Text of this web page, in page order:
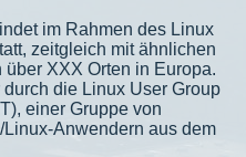
im Rahmen des Linux
zeitgleich mit ähnlichen
XXX Orten in Europa.
die Linux User Group
einer Gruppe von
Anwendern aus dem